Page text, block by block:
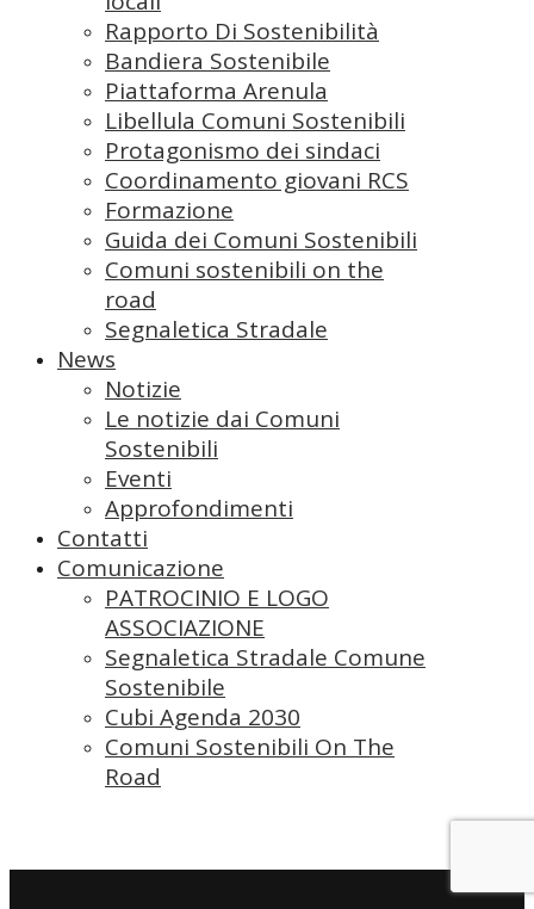
Rapporto Di Sostenibilità
Bandiera Sostenibile
Piattaforma Arenula
Libellula Comuni Sostenibili
Protagonismo dei sindaci
Coordinamento giovani RCS
Formazione
Guida dei Comuni Sostenibili
Comuni sostenibili on the
road
Segnaletica Stradale
News
Notizie
Le notizie dai Comuni
Sostenibili
Eventi
Approfondimenti
Contatti
Comunicazione
PATROCINIO E LOGO
ASSOCIAZIONE
Segnaletica Stradale Comune
Sostenibile
Cubi Agenda 2030
Comuni Sostenibili On The
Road